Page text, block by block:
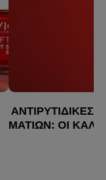
ΑΝΤΙΡΥΤΙΔΙΚΈΣ
ΜΑΤΙΏΝ: ΟΙ